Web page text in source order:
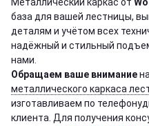
Металлический каркас от
база для вашей лестницы,
деталям и учётом всех
надёжный и стильный
нами.
Обращаем ваше внимание
металлического каркаса
изготавливаем по
клиента. Для получения